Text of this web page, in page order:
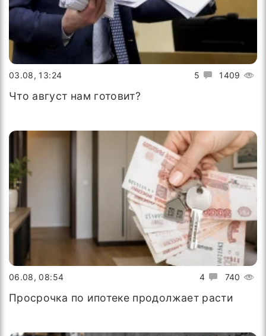
5 1409
03.08, 13:24
Что август нам готовит?
4 740
06.08, 08:54
Просрочка по ипотеке продолжает расти